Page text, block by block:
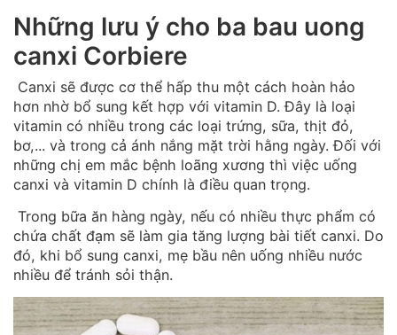
Những lưu ý cho ba bau uong
canxi Corbiere
Canxi sẽ được cơ thể hấp thu một cách hoàn hảo
hơn nhờ bổ sung kết hợp với vitamin D. Đây là loại
vitamin có nhiều trong các loại trứng, sữa, thịt đỏ,
bơ,... và trong cả ánh nắng mặt trời hằng ngày. Đối với
những chị em mắc bệnh loãng xương thì việc uống
canxi và vitamin D chính là điều quan trọng.
Trong bữa ăn hàng ngày, nếu có nhiều thực phẩm có
chứa chất đạm sẽ làm gia tăng lượng bài tiết canxi. Do
đó, khi bổ sung canxi, mẹ bầu nên uống nhiều nước
nhiều để tránh sỏi thận.